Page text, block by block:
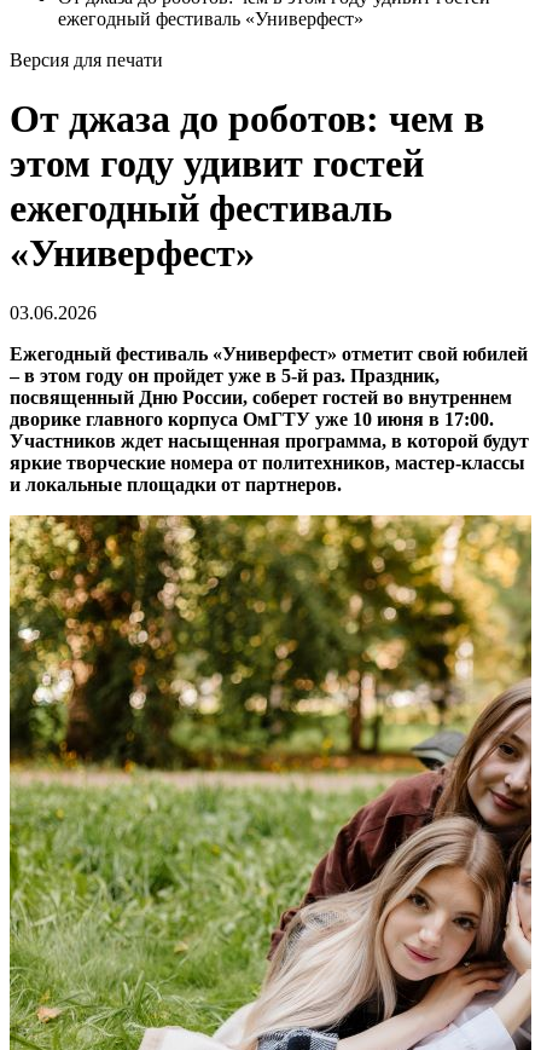
ежегодный фестиваль «Универфест»
Версия для печати
От джаза до роботов: чем в
этом году удивит гостей
ежегодный фестиваль
«Универфест»
03.06.2026
Ежегодный фестиваль «Универфест» отметит свой юбилей
– в этом году он пройдет уже в 5-й раз. Праздник,
посвященный Дню России, соберет гостей во внутреннем
дворике главного корпуса ОмГТУ уже 10 июня в 17:00.
Участников ждет насыщенная программа, в которой будут
яркие творческие номера от политехников, мастер-классы
и локальные площадки от партнеров.